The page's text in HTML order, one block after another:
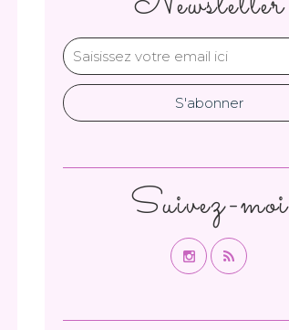
Suivez-moi